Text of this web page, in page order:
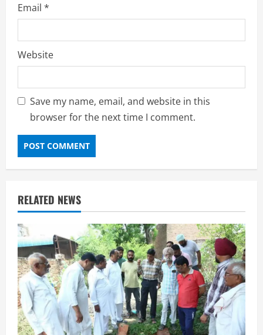
Email *
Website
Save my name, email, and website in this
browser for the next time I comment.
RELATED NEWS